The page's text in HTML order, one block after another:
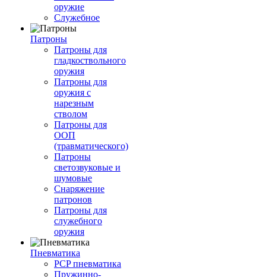
оружие
Служебное
Патроны
Патроны для
гладкоствольного
оружия
Патроны для
оружия с
нарезным
стволом
Патроны для
ООП
(травматического)
Патроны
светозвуковые и
шумовые
Снаряжение
патронов
Патроны для
служебного
оружия
Пневматика
PCP пневматика
Пружинно-